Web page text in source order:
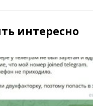
интересно